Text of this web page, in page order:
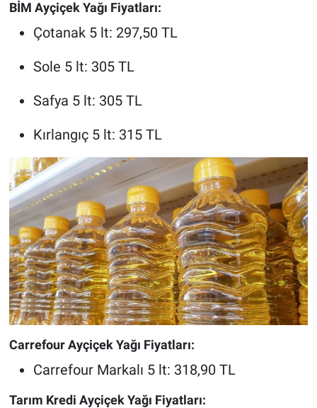
BİM Ayçiçek Yağı Fiyatları:
Çotanak 5 lt: 297,50 TL
Sole 5 lt: 305 TL
Safya 5 lt: 305 TL
Kırlangıç 5 lt: 315 TL
Carrefour Ayçiçek Yağı Fiyatları:
Carrefour Markalı 5 lt: 318,90 TL
Tarım Kredi Ayçiçek Yağı Fiyatları: